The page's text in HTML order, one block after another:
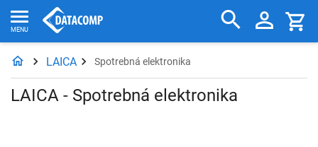
LAICA Spotrebná elektronika
LAICA - Spotrebná elektronika